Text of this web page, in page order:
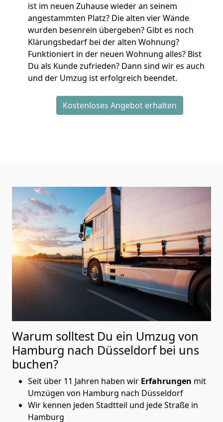
ist im neuen Zuhause wieder an seinem
angestammten Platz? Die alten vier Wände
wurden besenrein übergeben? Gibt es noch
Klärungsbedarf bei der alten Wohnung?
Funktioniert in der neuen Wohnung alles? Bist
Du als Kunde zufrieden? Dann sind wir es auch
und der Umzug ist erfolgreich beendet.
Kostenloses Angebot erhalten
Warum solltest Du ein Umzug von
Hamburg nach Düsseldorf bei uns
buchen?
Seit über 11 Jahren haben wir Erfahrungen mit
Umzügen von Hamburg nach Düsseldorf
Wir kennen jeden Stadtteil und jede Straße in
Hamburg